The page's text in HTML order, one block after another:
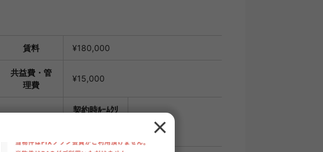
賃料 ¥180,000
共益費・管
理費
¥15,000
契約時ﾙｰﾑｸﾘ
66,000円